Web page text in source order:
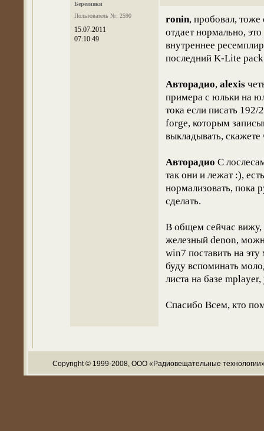
Березняки
Пользователь №: 2590
15.07.2011
07:10:49
ronin, пробовал, тоже
отдает нормально,
внутреннее
последний K-Lite pack
Авторадио, alexis
примера с юльки на
тока если писать
forge, которым
выкладывать,
Авторадио С
так они и лежат :),
нормализовать, пока
сделать.
В общем сейчас вижу,
железный denon,
win7 поставить на
буду вспоминать
листа на базе
Спасибо Всем, кто
Copyright © 1999-2008, ООО «Радиовещательные